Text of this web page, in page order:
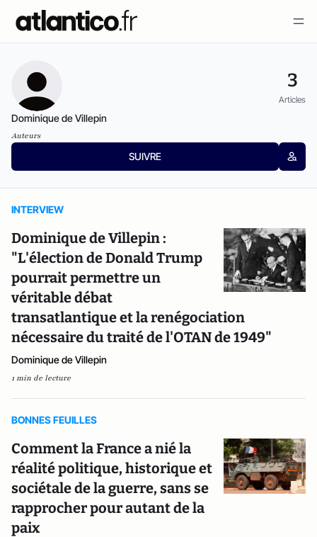
3
Articles
Dominique de Villepin
Auteurs
SUIVRE
INTERVIEW
Dominique de Villepin :
"L'élection de Donald Trump
pourrait permettre un
véritable débat
transatlantique et la renégociation
nécessaire du traité de l'OTAN de 1949"
Dominique de Villepin
1 min de lecture
BONNES FEUILLES
Comment la France a nié la
réalité politique, historique et
sociétale de la guerre, sans se
rapprocher pour autant de la
paix